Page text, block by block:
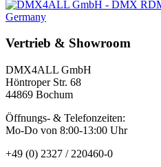
Vertrieb & Showroom
DMX4ALL GmbH
Höntroper Str. 68
44869 Bochum
Öffnungs- & Telefonzeiten:
Mo-Do von 8:00-13:00 Uhr
+49 (0) 2327 / 220460-0